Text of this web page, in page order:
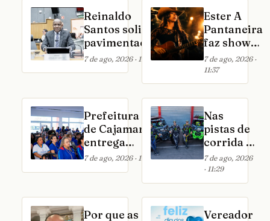
Reinaldo
Santos solicita
pavimentação
do
estacionamento
do Complexo de
Saúde de
Cajamar
7 de ago, 2026 · 11:52
Ester A
Pantaneira
faz show
no Villa
Country
em São
Paulo
7 de ago, 2026 ·
11:37
Prefeitura
de Cajamar
entrega
novos
uniformes
para mais de
2.200
profissionais
7 de ago, 2026 · 11:32
Nas
pistas de
corrida e
nos
negócios:
Reinaldo
Varela
constrói
7 de ago, 2026
· 11:29
Por que as
Vereador